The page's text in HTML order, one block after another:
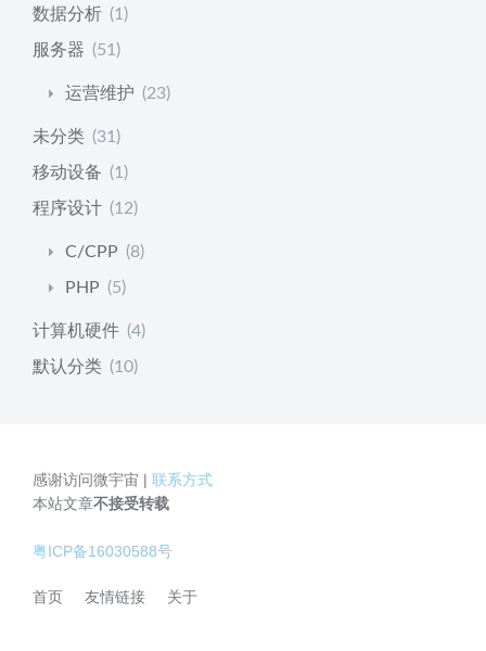
数据分析 (1)
服务器 (51)
运营维护 (23)
未分类 (31)
移动设备 (1)
程序设计 (12)
C/CPP (8)
PHP (5)
计算机硬件 (4)
默认分类 (10)
感谢访问微宇宙 | 联系方式
本站文章不接受转载
粤ICP备16030588号
首页 友情链接 关于